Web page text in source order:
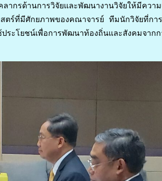
ากรด้านการวิจัยและพัฒนางานวิจัยให้มีควา
ตร์ที่มีศักยภาพของคณาจารย์ ทีมนักวิจัยที่กา
ระโยชน์เพื่อการพัฒนาท้องถิ่นและสังคมจาก